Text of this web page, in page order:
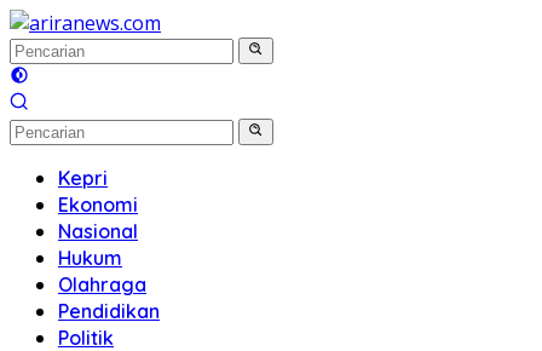
Langsung
ke
konten
Kepri
Ekonomi
Nasional
Hukum
Olahraga
Pendidikan
Politik